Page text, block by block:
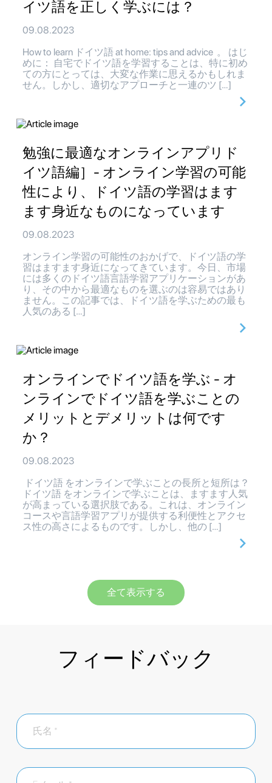
イツ語を正しく学ぶには？
09.08.2023
How to learn ドイツ語 at home: tips and advice 。 はじ
めに： 自宅でドイツ語を学習することは、特に初め
ての方にとっては、大変な作業に思えるかもしれま
せん。しかし、適切なアプローチと一連のツ […]
勉強に最適なオンラインアプリド
イツ語編］- オンライン学習の可能
性により、ドイツ語の学習はます
ます身近なものになっています
09.08.2023
オンライン学習の可能性のおかげで、ドイツ語の学
習はますます身近になってきています。今日、市場
には多くのドイツ語言語学習アプリケーションがあ
り、その中から最適なものを選ぶのは容易ではあり
ません。この記事では、ドイツ語を学ぶための最も
人気のある […]
オンラインでドイツ語を学ぶ - オ
ンラインでドイツ語を学ぶことの
メリットとデメリットは何です
か？
09.08.2023
ドイツ語 をオンラインで学ぶことの長所と短所は？
ドイツ語 をオンラインで学ぶことは、ますます人気
が高まっている選択肢である。これは、オンライン
コースや言語学習アプリが提供する利便性とアクセ
ス性の高さによるものです。しかし、他の […]
全て表示する
フィードバック